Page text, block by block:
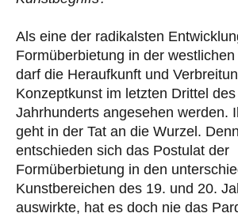
Als eine der radikalsten
Formüberbietung in der
darf die Heraufkunft und
Konzeptkunst im letzten Drittel des
Jahrhunderts angesehen werden.
geht in der Tat an die Wurzel.
entschieden sich das Postulat der
Formüberbietung in den
Kunstbereichen des 19. und 20.
auswirkte, hat es doch nie das